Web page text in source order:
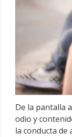
De la pantalla
odio y
la conducta de